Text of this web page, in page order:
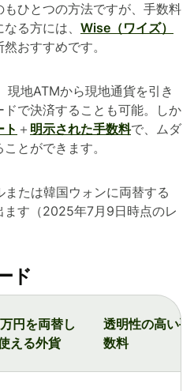
ひとつの方法ですが、手数料
る方には、 Wise（ワイズ）
おすすめです。
現地ATMから現地通貨を引き
で決済することも可能。しか
ト ＋ 明示された手数料で、ムダ
とができます。
たは韓国ウォンに両替する
す（2025年7月9日時点のレ
ド
円を両替し
える外貨
透明性の高い手
数料